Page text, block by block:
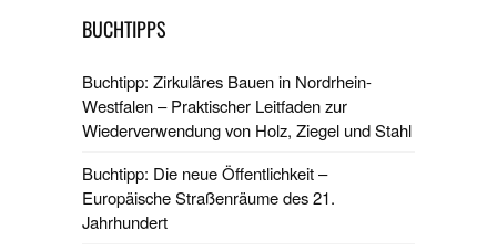
BUCHTIPPS
Buchtipp: Zirkuläres Bauen in Nordrhein-
Westfalen – Praktischer Leitfaden zur
Wiederverwendung von Holz, Ziegel und Stahl
Buchtipp: Die neue Öffentlichkeit –
Europäische Straßenräume des 21.
Jahrhundert